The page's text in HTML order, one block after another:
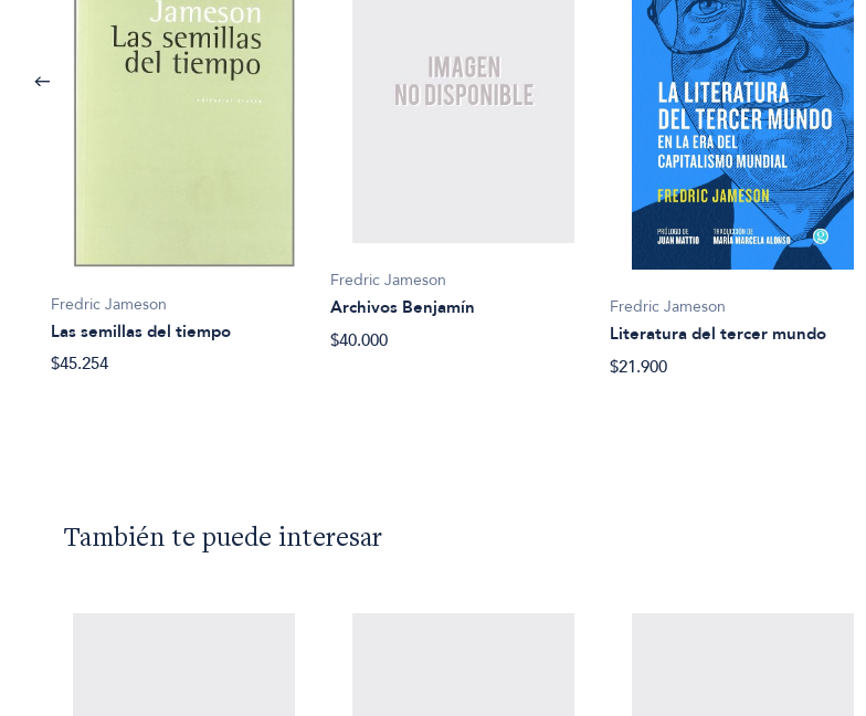
Fredric Jameson
Las semillas del tiempo
$45.254
Fredric Jameson
Archivos Benjamín
$40.000
Fredric Jameson
Literatura del tercer mundo
$21.900
También te puede interesar